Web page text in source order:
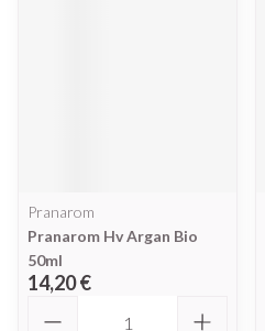
Pranarom
Pranarom Hv Argan Bio
50ml
14,20 €